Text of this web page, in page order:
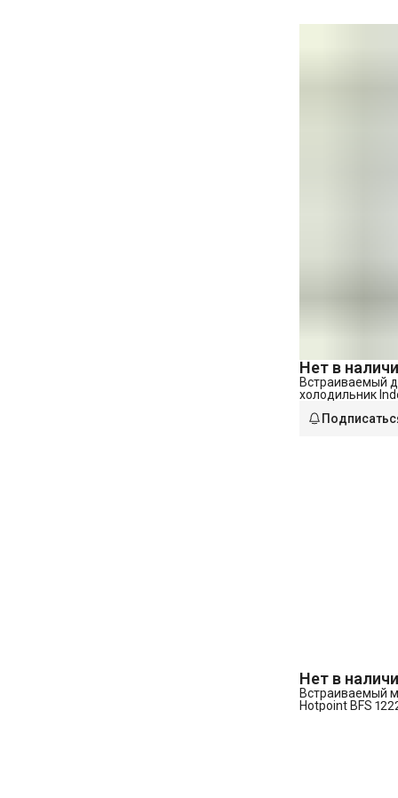
Нет в
Встраиваемый
холодильник
Нет в
Встраиваемый
Hotpoint BFS